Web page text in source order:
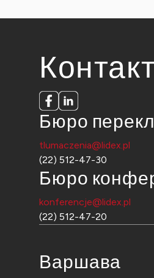
Контакт
Бюро
tlumaczenia@lidex.pl
(22) 512-47-30
Бюро
konferencje@lidex.pl
(22) 512-47-20
Варшава